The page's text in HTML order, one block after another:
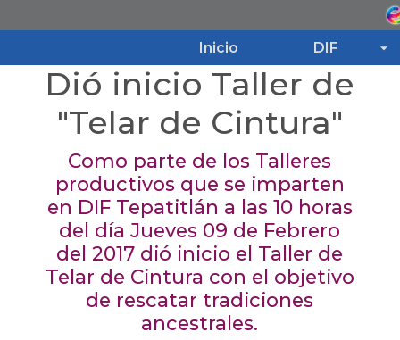
Inicio DIF
Inicio
DIF
Programas
Noticias
Transparencia
Dió inicio Taller de
"Telar de Cintura"
Como parte de los Talleres
productivos que se imparten
en DIF Tepatitlán a las 10 horas
del día Jueves 09 de Febrero
del 2017 dió inicio el Taller de
Telar de Cintura con el objetivo
de rescatar tradiciones
ancestrales.